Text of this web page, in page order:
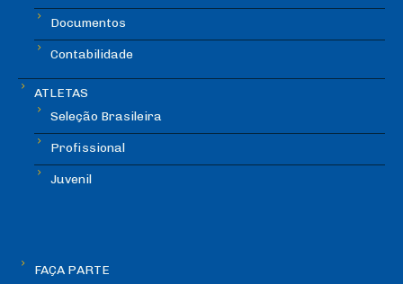
Documentos
Contabilidade
ATLETAS
Seleção Brasileira
Profissional
Juvenil
FAÇA PARTE